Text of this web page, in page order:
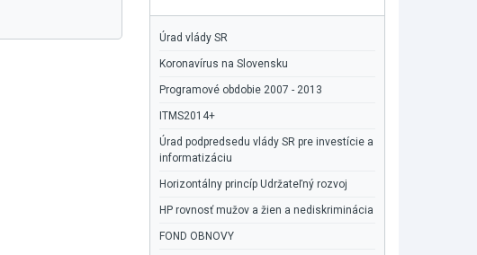
Úrad vlády SR
Koronavírus na Slovensku
Programové obdobie 2007 - 2013
ITMS2014+
Úrad podpredsedu vlády SR pre investície a
informatizáciu
Horizontálny princíp Udržateľný rozvoj
HP rovnosť mužov a žien a nediskriminácia
FOND OBNOVY